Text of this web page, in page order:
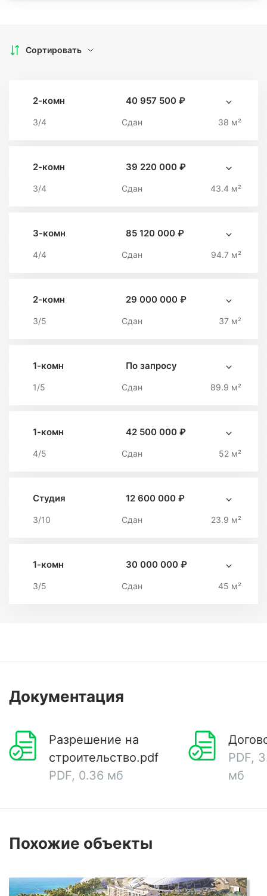
Сортировать
2-комн
3/4 Сдан 38 м²
40 957 500 ₽
2-комн
3/4 Сдан 43.4 м²
39 220 000 ₽
3-комн
4/4 Сдан 94.7 м²
85 120 000 ₽
2-комн
3/5 Сдан 37 м²
29 000 000 ₽
1-комн
1/5 Сдан 89.9 м²
По запросу
1-комн
4/5 Сдан 52 м²
42 500 000 ₽
Студия
3/10 Сдан 23.9 м²
12 600 000 ₽
1-комн
3/5 Сдан 45 м²
30 000 000 ₽
Документация
Разрешение на
строительство.pdf
PDF, 0.36 мб
PDF,
мб
Похожие объекты